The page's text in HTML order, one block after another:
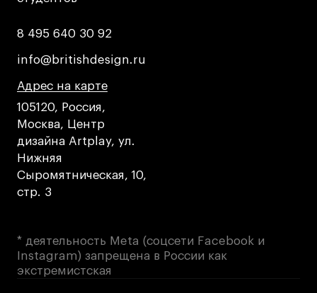
Universal University
Universal University
EN
EN
Политика конфиденциальности
8 495 640 30 92
8 495 640 30 92
info@britishdesign.ru
info@britishdesign.ru
Адрес на карте
Адрес на карте
Адрес на карте
105120, Россия,
Москва, Центр
дизайна Artplay, ул.
Нижняя
Сыромятническая, 10,
стр. 3
* деятельность Meta (соцсети Facebook и
Instagram) запрещена в России как
экстремистская